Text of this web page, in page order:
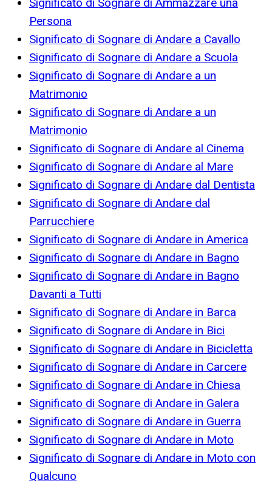
Persona
Significato di Sognare di Andare a Cavallo
Significato di Sognare di Andare a Scuola
Significato di Sognare di Andare a un
Matrimonio
Significato di Sognare di Andare a un
Matrimonio
Significato di Sognare di Andare al Cinema
Significato di Sognare di Andare al Mare
Significato di Sognare di Andare dal Dentista
Significato di Sognare di Andare dal
Parrucchiere
Significato di Sognare di Andare in America
Significato di Sognare di Andare in Bagno
Significato di Sognare di Andare in Bagno
Davanti a Tutti
Significato di Sognare di Andare in Barca
Significato di Sognare di Andare in Bici
Significato di Sognare di Andare in Bicicletta
Significato di Sognare di Andare in Carcere
Significato di Sognare di Andare in Chiesa
Significato di Sognare di Andare in Galera
Significato di Sognare di Andare in Guerra
Significato di Sognare di Andare in Moto
Significato di Sognare di Andare in Moto con
Qualcuno